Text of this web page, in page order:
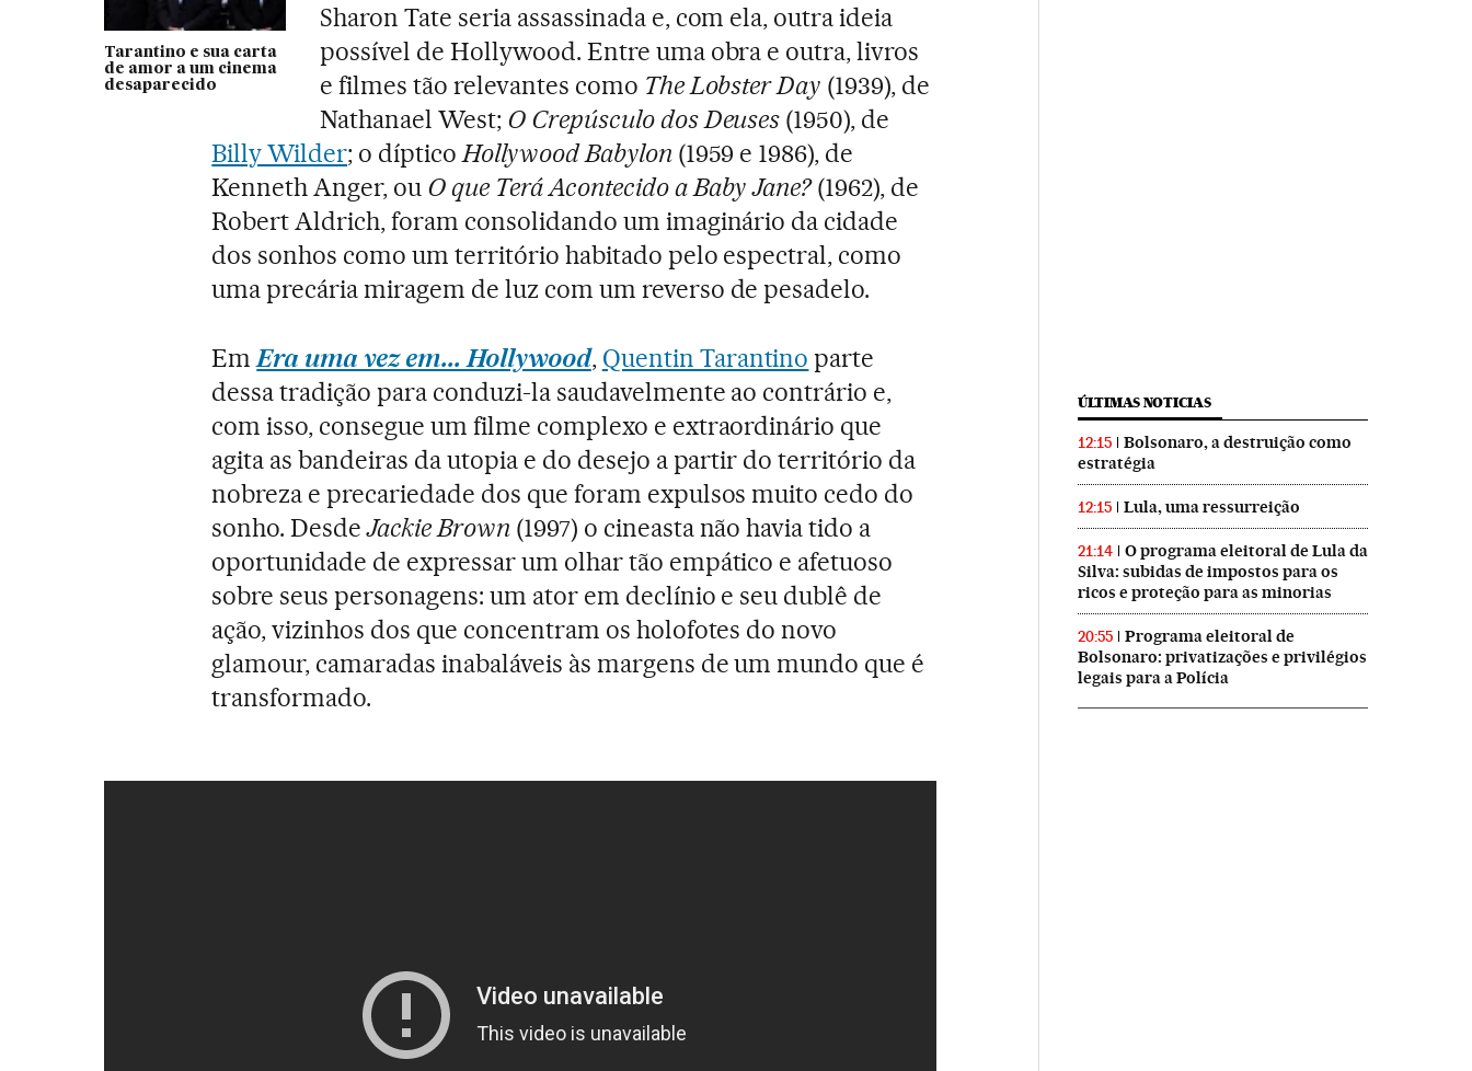
Tarantino e sua carta
de amor a um cinema
desaparecido
Sharon Tate seria assassinada e, com ela, outra ideia
possível de Hollywood. Entre uma obra e outra, livros
e filmes tão relevantes como The Lobster Day (1939), de
Nathanael West; O Crepúsculo dos Deuses (1950), de
Billy Wilder; o dípticoHollywood Babylon(1959 e 1986), de
Kenneth Anger, ou O que Terá Acontecido a Baby Jane?(1962), de
Robert Aldrich, foram consolidando um imaginário da cidade
dos sonhos como um território habitado pelo espectral, como
uma precária miragem de luz com um reverso de pesadelo.
EmEra uma vez em... Hollywood, Quentin Tarantino parte
dessa tradição para conduzi-la saudavelmente ao contrário e,
com isso, consegue um filme complexo e extraordinário que
agita as bandeiras da utopia e do desejo a partir do território da
nobreza e precariedade dos que foram expulsos muito cedo do
sonho. DesdeJackie Brown(1997) o cineasta não havia tido a
oportunidade de expressar um olhar tão empático e afetuoso
sobre seus personagens: um ator em declínio e seu dublê de
ação, vizinhos dos que concentram os holofotes do novo
glamour, camaradas inabaláveis às margens de um mundo que é
transformado.
ÚLTIMAS NOTICIAS
12:15
Bolsonaro, a destruição como
estratégia
12:15 Lula, uma ressurreição
21:14
O programa eleitoral de Lula da
Silva: subidas de impostos para os
ricos e proteção para as minorias
20:55
Programa eleitoral de
Bolsonaro: privatizações e privilégios
legais para a Polícia